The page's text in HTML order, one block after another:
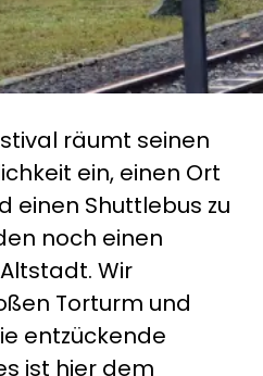
räumt seinen
ein, einen Ort
einen Shuttlebus zu
noch einen
Wir
Torturm und
entzückende
ist hier dem